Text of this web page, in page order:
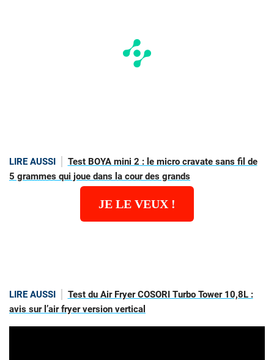
LIRE AUSSI
Test BOYA mini 2 : le micro cravate sans fil de
5 grammes qui joue dans la cour des grands
JE LE VEUX !
LIRE AUSSI
Test du Air Fryer COSORI Turbo Tower 10,8L :
avis sur l’air fryer version vertical